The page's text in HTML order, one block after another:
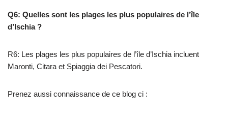
Q6: Quelles sont les plages les plus populaires de l’île
d’Ischia ?
R6: Les plages les plus populaires de l’île d’Ischia incluent
Maronti, Citara et Spiaggia dei Pescatori.
Prenez aussi connaissance de ce blog ci :